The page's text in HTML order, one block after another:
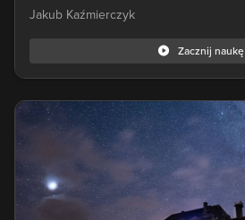
Jakub Kaźmierczyk
Zacznij naukę